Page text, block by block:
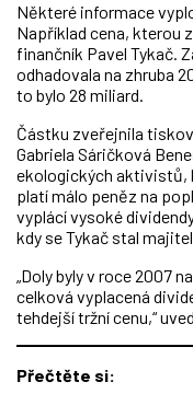
Některé informace
Například cena, kterou
finančník Pavel Tykač.
odhadovala na zhruba
to bylo 28 miliard.
Částku zveřejnila
Gabriela Sáričková
ekologických aktivistů,
platí málo peněz na
vyplácí vysoké
kdy se Tykač stal
„Doly byly v roce 2007
celková vyplacená
tehdejší tržní cenu,“
Přečtěte si: